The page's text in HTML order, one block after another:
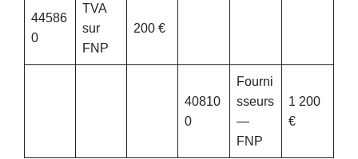
44586
0
TVA
sur
FNP
200 €
40810
0
Fourni
sseurs
—
FNP
1 200
€